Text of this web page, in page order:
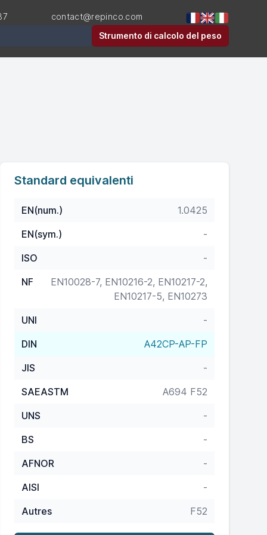
contact@repinco.com
Strumento di calcolo del peso
Standard equivalenti
EN(num.)
1.0425
EN(sym.)
-
ISO
-
NF
EN10028-7, EN10216-2, EN10217-2,
EN10217-5, EN10273
UNI
-
DIN
A42CP-AP-FP
JIS
-
SAEASTM
A694 F52
UNS
-
BS
-
AFNOR
-
AISI
-
Autres
F52